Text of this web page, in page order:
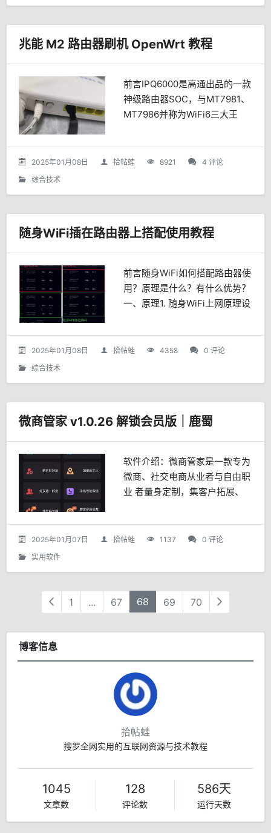
兆能 M2 路由器刷机 OpenWrt 教程
前言IPQ6000是高通出品的一款
神级路由器SOC，与MT7981、
MT7986并称为WiFi6三大王
A53架构，1.2GHz频率，可超
频至1.5GHz。IPQ60...
2025年01月08日 拾帖蛙 8921
4 评论
综合技术
随身WiFi插在路由器上搭配使用教程
前言随身WiFi如何搭配路由器使
用？原理是什么？有什么优势？
一、原理1. 随身WiFi上网原理设
线信号，并转换成WiFi信号供其
他设备联网使用。简单理解为两
2025年01月08日 拾帖蛙 4358
0 评论
综合技术
微商管家 v1.0.26 解锁会员版｜鹿蜀
软件介绍：微商管家是一款专为
微商、社交电商从业者与自由职
业 者量身定制，集客户拓展、
微商助手软件。 【特色功能】1.
短视频拓客：通过关键词搜索抖
2025年01月07日 拾帖蛙 1137
0 评论
实用软件
1 ... 67 68 69 70
博客信息
拾帖蛙
搜罗全网实用的互联网资源与技术教程
1045
文章数
128
评论数
586天
运行天数